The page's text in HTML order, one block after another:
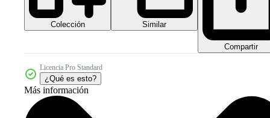
Colección Similar
Compartir
Licencia Pro Standard
¿Qué es esto?
Más información